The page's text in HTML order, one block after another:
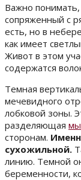
Важно
сопряженный с
есть, но в
как имеет
Живот в этом
содержатся
Темная
мечевидного
лобковой зоны.
разделяющая
сторонам.
сухожильной.
линию. Темной
беременности,